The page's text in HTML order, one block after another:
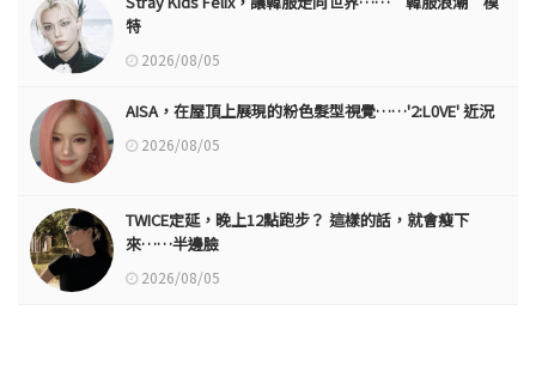
特
2026/08/05
AISA，在屋頂上展現的粉色髮型視覺……'2:L0VE' 近況
2026/08/05
TWICE定延，晚上12點跑步？ 這樣的話，就會瘦下
來……半邊臉
2026/08/05